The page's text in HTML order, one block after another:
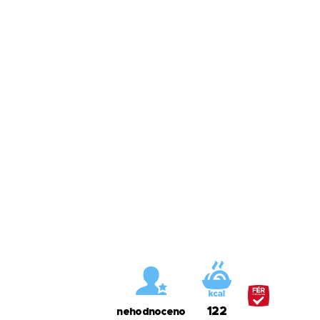
nehodnoceno 122